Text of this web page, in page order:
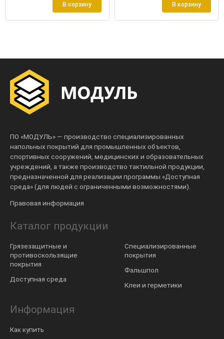
В корзину В корзину
ПО «МОДУЛЬ» — производство специализированных
напольных покрытий для промышленных объектов,
спортивных сооружений, медицинских и образовательных
учреждений, а также производство тактильной продукции,
предназначенной для реализации программы «Доступная
среда» (для людей с ограниченными возможностями).
Правовая информация
Каталог продукции
Грязезащитные и
противоскользящие
покрытия
Доступная среда
Специализированные
покрытия
Фальшпол
Клеи и герметики
Информация
Как купить